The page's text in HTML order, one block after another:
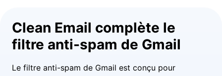
Clean Email complète le
filtre anti-spam de Gmail
Le filtre anti-spam de Gmail est conçu pour